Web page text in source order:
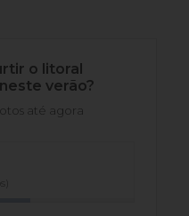
o litoral
verão?
até agora